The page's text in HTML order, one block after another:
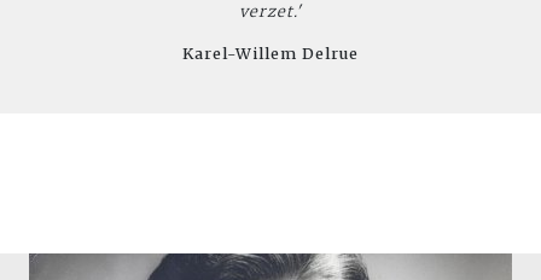
verzet.'
Karel-Willem Delrue